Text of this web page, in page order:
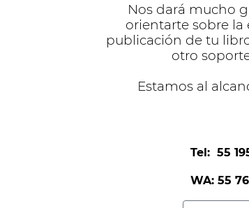
Nos dará mucho
orientarte sobre la
publicación de tu
otro
Estamos al
Tel: 55
WA: 55